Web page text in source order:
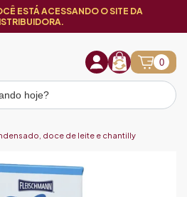
ESTÁ ACESSANDO O SITE DA
0
doce de leite e chantilly